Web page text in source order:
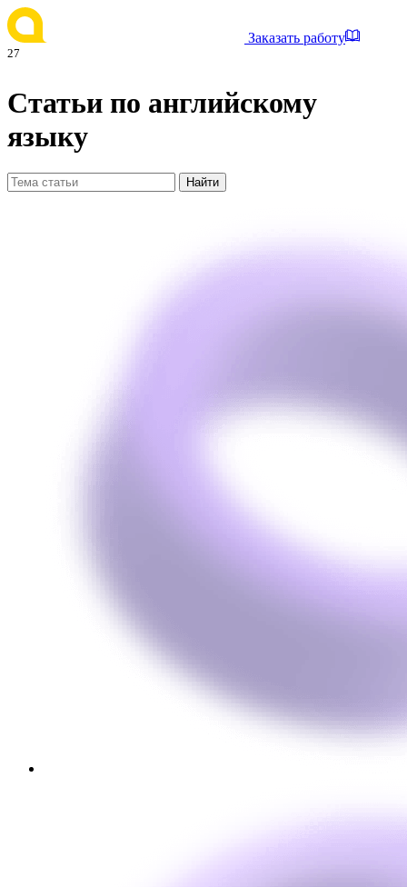
Заказать работу
27
Статьи по английскому
языку
Найти